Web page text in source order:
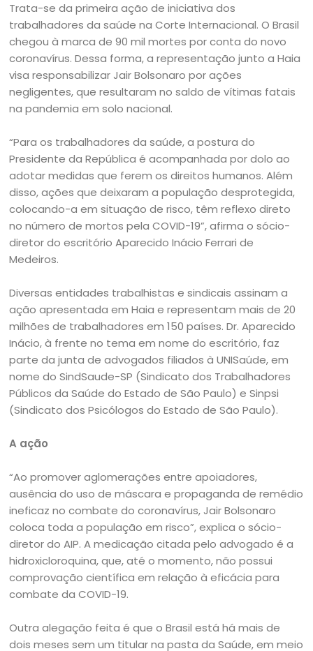
Trata-se da primeira ação de iniciativa dos
trabalhadores da saúde na Corte Internacional. O Brasil
chegou à marca de 90 mil mortes por conta do novo
coronavírus. Dessa forma, a representação junto a Haia
visa responsabilizar Jair Bolsonaro por ações
negligentes, que resultaram no saldo de vítimas fatais
na pandemia em solo nacional.
“Para os trabalhadores da saúde, a postura do
Presidente da República é acompanhada por dolo ao
adotar medidas que ferem os direitos humanos. Além
disso, ações que deixaram a população desprotegida,
colocando-a em situação de risco, têm reflexo direto
no número de mortos pela COVID-19”, afirma o sócio-
diretor do escritório Aparecido Inácio Ferrari de
Medeiros.
Diversas entidades trabalhistas e sindicais assinam a
ação apresentada em Haia e representam mais de 20
milhões de trabalhadores em 150 países. Dr. Aparecido
Inácio, à frente no tema em nome do escritório, faz
parte da junta de advogados filiados à UNISaúde, em
nome do SindSaude-SP (Sindicato dos Trabalhadores
Públicos da Saúde do Estado de São Paulo) e Sinpsi
(Sindicato dos Psicólogos do Estado de São Paulo).
A ação
“Ao promover aglomerações entre apoiadores,
ausência do uso de máscara e propaganda de remédio
ineficaz no combate do coronavírus, Jair Bolsonaro
coloca toda a população em risco”, explica o sócio-
diretor do AIP. A medicação citada pelo advogado é a
hidroxicloroquina, que, até o momento, não possui
comprovação científica em relação à eficácia para
combate da COVID-19.
Outra alegação feita é que o Brasil está há mais de
dois meses sem um titular na pasta da Saúde, em meio